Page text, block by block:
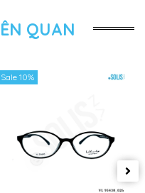
QUAN
Sale 10%